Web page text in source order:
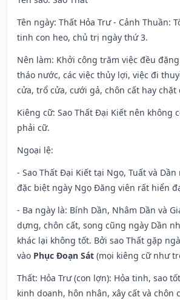
Tên ngày: Thất Hỏa Trư - Cảnh Thuần:
tinh con heo, chủ trị ngày thứ 3.
Nên làm: Khởi công trăm việc đều
tháo nước, các việc thủy lợi, việc đi
cửa, trổ cửa, cưới gả, chôn cất hay chặt
Kiêng cữ: Sao Thất Đại Kiết nên không
phải cữ.
Ngoại lệ:
- Sao Thất Đại Kiết tại Ngọ, Tuất và
đặc biệt ngày Ngọ Đăng viên rất hiển
- Ba ngày là: Bính Dần, Nhâm Dần và
dựng, chôn cất, song cũng ngày Dần
khác lại không tốt. Bởi sao Thất gặp
vào Phục Đoạn Sát (mọi kiêng cữ như
Thất: Hỏa Trư (con lợn): Hỏa tinh, sao
kinh doanh, hôn nhân, xây cất và chôn